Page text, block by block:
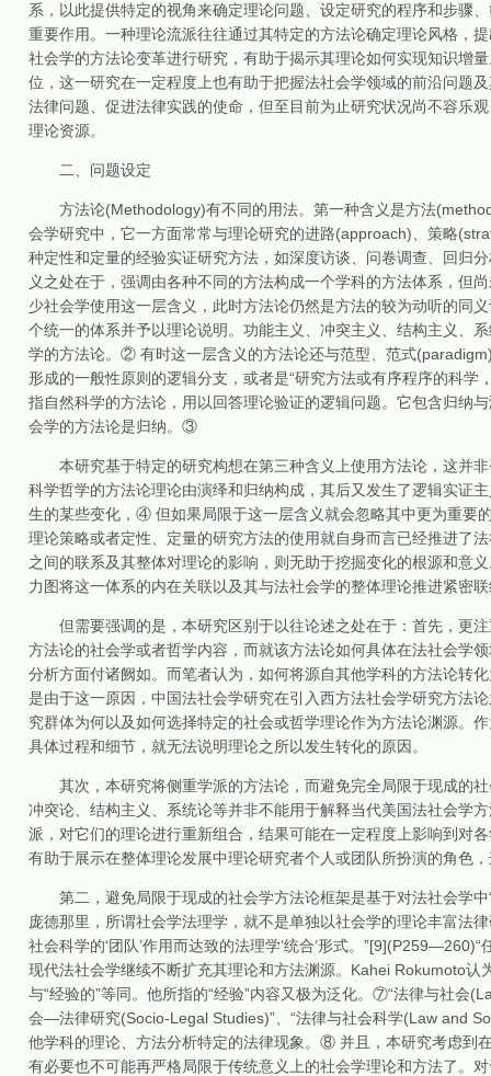
系，以此提供特定的视角来确定理论问题、设定研究的程序和步骤
重要作用。一种理论流派往往通过其特定的方法论确定理论风格，
社会学的方法论变革进行研究，有助于揭示其理论如何实现知识增
位，这一研究在一定程度上也有助于把握法社会学领域的前沿问题
法律问题、促进法律实践的使命，但至目前为止研究状况尚不容乐
理论资源。
二、问题设定
方法论(Methodology)有不同的用法。第一种含义是方法
会学研究中，它一方面常常与理论研究的进路(approach)、策略
种定性和定量的经验实证研究方法，如深度访谈、问卷调查、回归
义之处在于，强调由各种不同的方法构成一个学科的方法体系，但
少社会学使用这一层含义，此时方法论仍然是方法的较为动听的同
个统一的体系并予以理论说明。功能主义、冲突主义、结构主义、
学的方法论。② 有时这一层含义的方法论还与范型、范式
形成的一般性原则的逻辑分支，或者是“研究方法或有序程序的科
指自然科学的方法论，用以回答理论验证的逻辑问题。它包含归纳
会学的方法论是归纳。③
本研究基于特定的研究构想在第三种含义上使用方法论，这并非
科学哲学的方法论理论由演绎和归纳构成，其后又发生了逻辑实证
生的某些变化，④ 但如果局限于这一层含义就会忽略其中更为重要
理论策略或者定性、定量的研究方法的使用就自身而言已经推进了
之间的联系及其整体对理论的影响，则无助于挖掘变化的根源和意
力图将这一体系的内在关联以及其与法社会学的整体理论推进紧密
但需要强调的是，本研究区别于以往论述之处在于：首先，更注
方法论的社会学或者哲学内容，而就该方法论如何具体在法社会学
分析方面付诸阙如。而笔者认为，如何将源自其他学科的方法论转
是由于这一原因，中国法社会学研究在引入西方法社会学研究方法
究群体为何以及如何选择特定的社会或哲学理论作为方法论渊源。
具体过程和细节，就无法说明理论之所以发生转化的原因。
其次，本研究将侧重学派的方法论，而避免完全局限于现成的社
冲突论、结构主义、系统论等并非不能用于解释当代美国法社会学
派，对它们的理论进行重新组合，结果可能在一定程度上影响到对
有助于展示在整体理论发展中理论研究者个人或团队所扮演的角色
第二，避免局限于现成的社会学方法论框架是基于对法社会学中
庞德那里，所谓社会学法理学，就不是单独以社会学的理论丰富法
社会科学的‘团队’作用而达致的法理学‘统合’形式。
现代法社会学继续不断扩充其理论和方法渊源。Kahei Rokumoto认
与“经验的”等同。他所指的“经验”内容又极为泛化。⑦“法律与社会
会—法律研究(Socio-Legal Studies)”、“法律与社会科学(Law and
他学科的理论、方法分析特定的法律现象。⑧ 并且，本研究考虑到
有必要也不可能再严格局限于传统意义上的社会学理论和方法了。